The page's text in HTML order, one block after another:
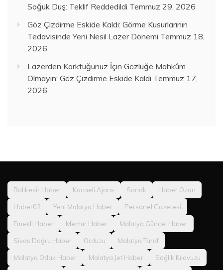
Soğuk Duş: Teklif Reddedildi Temmuz 29, 2026
Göz Çizdirme Eskide Kaldı: Görme Kusurlarının
Tedavisinde Yeni Nesil Lazer Dönemi Temmuz 18,
2026
Lazerden Korktuğunuz İçin Gözlüğe Mahkûm
Olmayın: Göz Çizdirme Eskide Kaldı Temmuz 17,
2026
Balıkesir Haber Kocaeli Ajans Sondk Haber Ozan
Haber02 Yeni Malatya Haber Personel Gazetesi
Emekli Haber Memur Haber Malatya Güncel Haber
Sivas Doğru Haber Orduzu Malatya Taraf
Malatya Odak Haber Malatya Jet Haber Sağlık Kılavuzu